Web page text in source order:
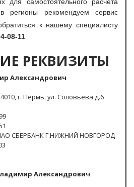
для самостоятельного расчета
регионы рекомендуем сервис
к нашему специалисту
08-11
РЕКВИЗИТЫ
Александрович
г. Пермь, ул. Соловьева д.6
СБЕРБАНК Г.НИЖНИЙ НОВГОРОД
Александрович